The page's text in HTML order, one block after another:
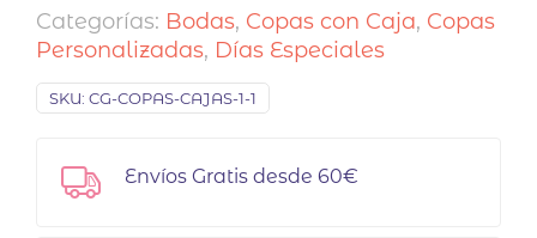
Categorías: Bodas, Copas con Caja, Copas
Personalizadas, Días Especiales
SKU: CG-COPAS-CAJAS-1-1
Envíos Gratis desde 60€